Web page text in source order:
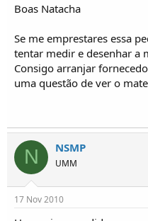
Obrigada!
cUMMprimentos
Natacha
Boas Natacha
Se me emprestares essa
tentar medir e desenhar a
Consigo arranjar
uma questão de ver o
N NSMP
UMM
17 Nov 2010